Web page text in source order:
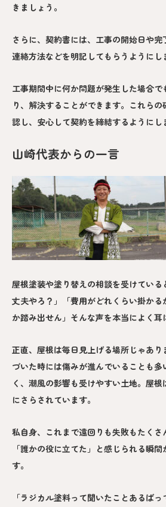
きましょう。
さらに、契約書には、工事の開始日や
連絡方法などを明記してもらうようにし
工事期間中に何か問題が発生した場合
り、解決することができます。これら
認し、安心して契約を締結するようにし
山崎代表からの一言
屋根塗装や塗り替えの相談を受けてい
丈夫やろ？」「費用がどれくらい掛か
か踏み出せん」そんな声を本当によく耳
正直、屋根は毎日見上げる場所じゃあ
づいた時には傷みが進んでいることも
く、潮風の影響も受けやすい土地。屋
にさらされています。
私自身、これまで遠回りも失敗もたくさ
「誰かの役に立てた」と感じられる瞬
す。
「ラジカル塗料って聞いたことあるば